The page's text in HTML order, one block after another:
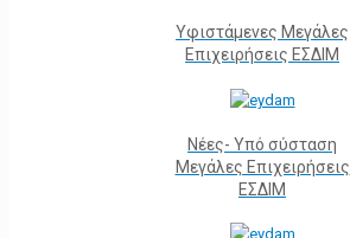
Υφιστάμενες Μεγάλες
Επιχειρήσεις ΕΣΔΙΜ
Νέες- Υπό σύσταση
Μεγάλες Επιχειρήσεις
ΕΣΔΙΜ